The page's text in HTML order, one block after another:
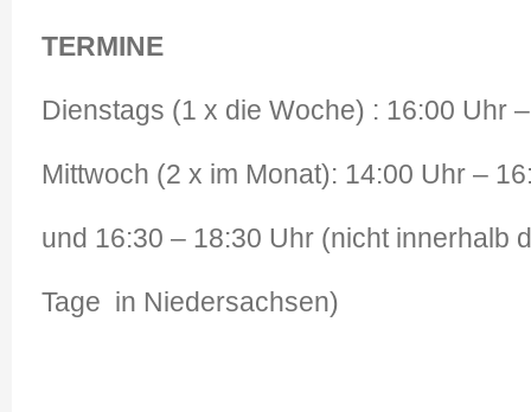
TERMINE
Dienstags (1 x die Woche) : 16:00 Uhr
Mittwoch (2 x im Monat): 14:00 Uhr –
und 16:30 – 18:30 Uhr (nicht innerhalb
Tage in Niedersachsen)